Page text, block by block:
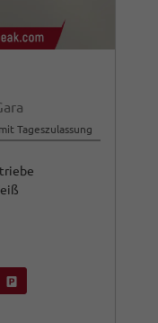
Tageszulassung
an (PDF)
Fahrzeug parken